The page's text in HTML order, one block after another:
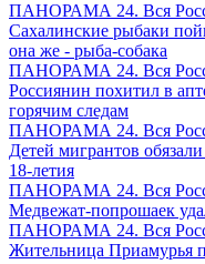
ПАНОРАМА 24. Вся
Сахалинские рыбаки
она же - рыба-собака
ПАНОРАМА 24. Вся
Россиянин похитил в
горячим следам
ПАНОРАМА 24. Вся
Детей мигрантов
18-летия
ПАНОРАМА 24. Вся
Медвежат-попрошаек
ПАНОРАМА 24. Вся
Жительница Приамурья